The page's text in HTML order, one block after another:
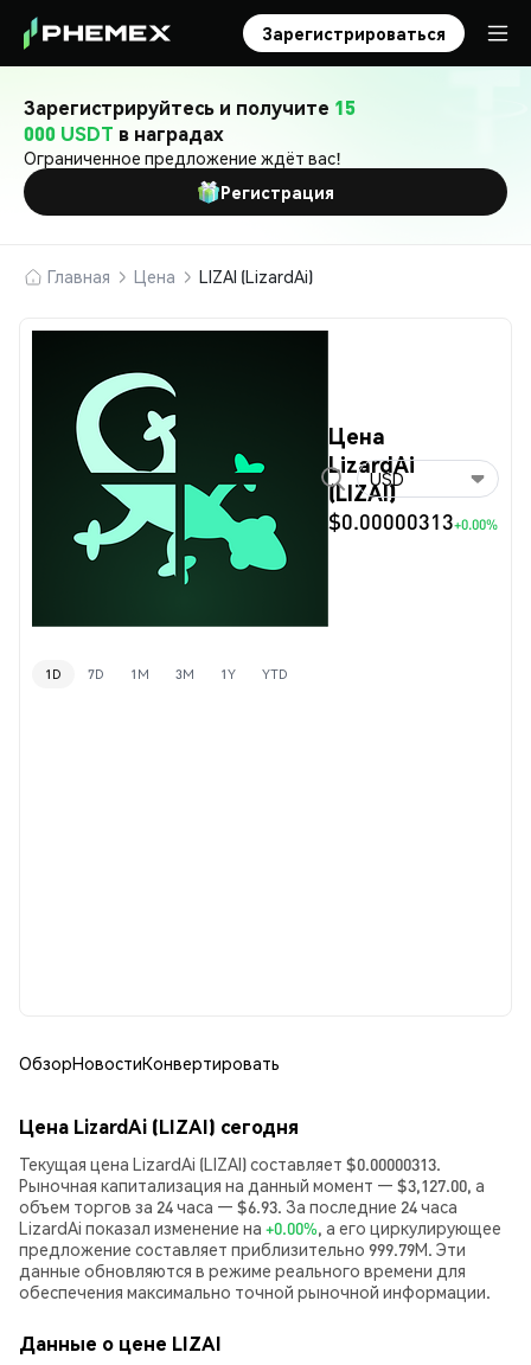
Зарегистрироваться
Зарегистрируйтесь и получите 15
000 USDT в наградах
Ограниченное предложение ждёт вас!
Регистрация
Главная Цена LIZAI (LizardAi)
Цена
LizardAi
(LIZAI)
$0.00000313+0.00%
USD
1D 7D 1M 3M 1Y YTD
ОбзорНовостиКонвертировать
Цена LizardAi (LIZAI) сегодня
Текущая цена LizardAi (LIZAI) составляет $0.00000313.
Рыночная капитализация на данный момент — $3,127.00, а
объем торгов за 24 часа — $6.93. За последние 24 часа
LizardAi показал изменение на +0.00%, а его циркулирующее
предложение составляет приблизительно 999.79M. Эти
данные обновляются в режиме реального времени для
обеспечения максимально точной рыночной информации.
Данные о цене LIZAI